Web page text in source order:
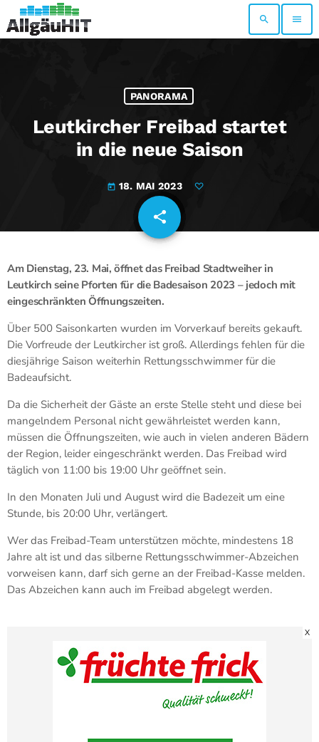
search menu
PANORAMA
Leutkircher Freibad startet
in die neue Saison
today 18. MAI 2023
share
email
Am Dienstag, 23. Mai, öffnet das Freibad Stadtweiher in
Leutkirch seine Pforten für die Badesaison 2023 – jedoch mit
eingeschränkten Öffnungszeiten.
Über 500 Saisonkarten wurden im Vorverkauf bereits gekauft.
Die Vorfreude der Leutkircher ist groß. Allerdings fehlen für die
diesjährige Saison weiterhin Rettungsschwimmer für die
Badeaufsicht.
Da die Sicherheit der Gäste an erste Stelle steht und diese bei
mangelndem Personal nicht gewährleistet werden kann,
müssen die Öffnungszeiten, wie auch in vielen anderen Bädern
der Region, leider eingeschränkt werden. Das Freibad wird
täglich von 11:00 bis 19:00 Uhr geöffnet sein.
In den Monaten Juli und August wird die Badezeit um eine
Stunde, bis 20:00 Uhr, verlängert.
Wer das Freibad-Team unterstützen möchte, mindestens 18
Jahre alt ist und das silberne Rettungsschwimmer-Abzeichen
vorweisen kann, darf sich gerne an der Freibad-Kasse melden.
Das Abzeichen kann auch im Freibad abgelegt werden.
X